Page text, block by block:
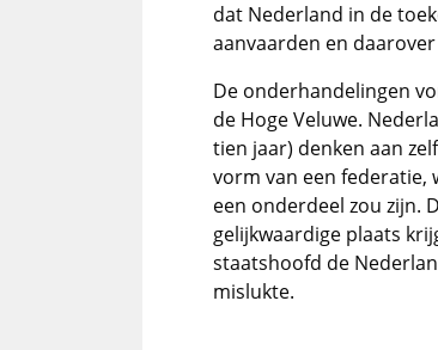
dat Nederland in de
aanvaarden en
De onderhandelingen
de Hoge Veluwe.
tien jaar) denken aan
vorm van een federatie,
een onderdeel zou zijn.
gelijkwaardige plaats
staatshoofd de
mislukte.